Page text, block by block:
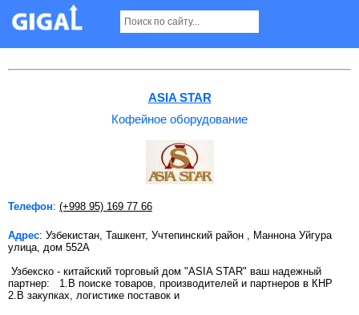
Кофейное оборудование в Ташкенте
ASIA STAR
Кофейное оборудование
Телефон: (+998 95) 169 77 66
Адрес: Узбекистан, Ташкент, Учтепинский район , Маннона Уйгура
улица, дом 552А
Узбекско - китайский торговый дом "ASIA STAR" ваш надежный
партнер: 1.В поиске товаров, производителей и партнеров в КНР
2.В закупках, логистике поставок и